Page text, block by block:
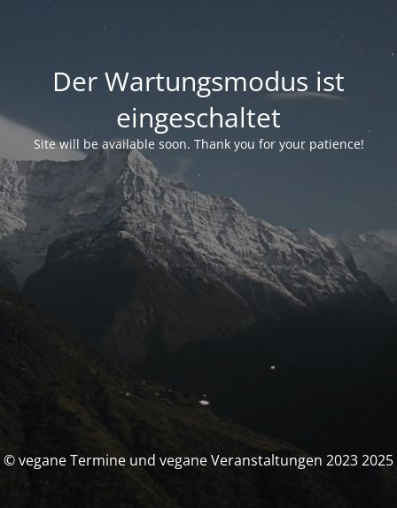
Der Wartungsmodus ist
eingeschaltet
Site will be available soon. Thank you for your patience!
© vegane Termine und vegane Veranstaltungen 2023 2025